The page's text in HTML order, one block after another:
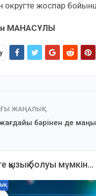
округте жоспар
МАНАСҰЛЫ
ЖАҢАЛЫҚ
бәрінен де
қызық болуы мүмкін...